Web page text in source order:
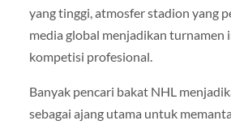
yang tinggi, atmosfer stadion yang
media global menjadikan turnamen
kompetisi profesional.
Banyak pencari bakat NHL
sebagai ajang utama untuk